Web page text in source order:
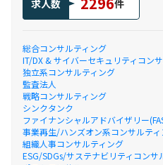
求人数 件
総合コンサルティング
IT/DX & サイバーセキュリティコン
独立系コンサルティング
監査法人
戦略コンサルティング
シンクタンク
ファイナンシャルアドバイザリー
事業再生/ハンズオン系コンサルティ
組織人事コンサルティング
ESG/SDGs/サステナビリティコンサ